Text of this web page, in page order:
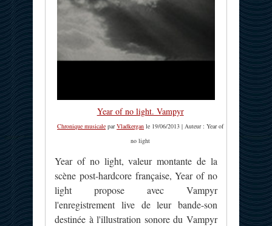
Year of no light. Vampyr
Chronique musicale parVladkergan le 19/06/2013 | Auteur : Year of
no light
Year of no light, valeur montante de la
scène post-hardcore française, Year of no
light propose avec Vampyr
l'enregistrement live de leur bande-son
destinée à l'illustration sonore du Vampyr